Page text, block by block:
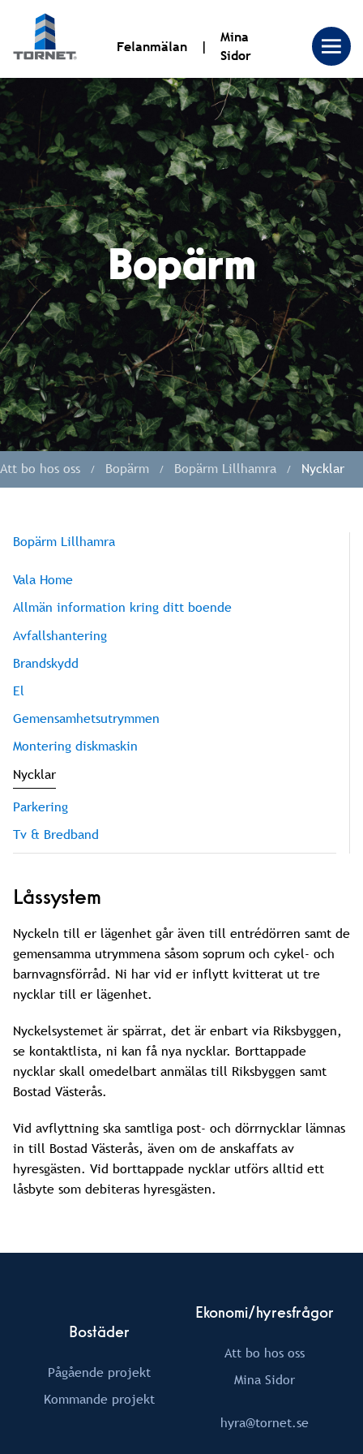
Tornet
Bostadsproduktion
AB
|
Tornet
Felanmälan
Mina
Sidor
Bopärm
Att bo hos oss Bopärm Bopärm Lillhamra Nycklar
Bopärm Lillhamra
Vala Home
Allmän information kring ditt boende
Avfallshantering
Brandskydd
El
Gemensamhetsutrymmen
Montering diskmaskin
Nycklar
Parkering
Tv & Bredband
Låssystem
Nyckeln till er lägenhet går även till entrédörren samt de
gemensamma utrymmena såsom soprum och cykel- och
barnvagnsförråd. Ni har vid er inflytt kvitterat ut tre
nycklar till er lägenhet.
Nyckelsystemet är spärrat, det är enbart via Riksbyggen,
se kontaktlista, ni kan få nya nycklar. Borttappade
nycklar skall omedelbart anmälas till Riksbyggen samt
Bostad Västerås.
Vid avflyttning ska samtliga post- och dörrnycklar lämnas
in till Bostad Västerås, även om de anskaffats av
hyresgästen. Vid borttappade nycklar utförs alltid ett
låsbyte som debiteras hyresgästen.
Bostäder
Pågående projekt
Kommande projekt
Ekonomi/hyresfrågor
Att bo hos oss
Mina Sidor
hyra@tornet.se